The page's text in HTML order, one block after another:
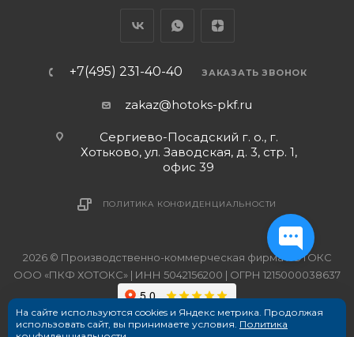
+7(495) 231-40-40 ЗАКАЗАТЬ ЗВОНОК
zakaz@hotoks-pkf.ru
Сергиево-Посадский г. о., г.
Хотьково, ул. Заводская, д. 3, стр. 1,
офис 39
ПОЛИТИКА КОНФИДЕНЦИАЛЬНОСТИ
2026 © Производственно-коммерческая фирма ХОТОКС
ООО «ПКФ ХОТОКС» | ИНН 5042156200 | ОГРН 1215000038637
На сайте используются cookies и Яндекс метрика. Продолжая
использовать сайт, вы принимаете условия. Политика